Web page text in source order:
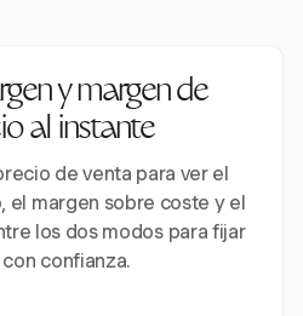
y margen de
al instante
de venta para ver el
el margen sobre coste y el
los dos modos para fijar
confianza.